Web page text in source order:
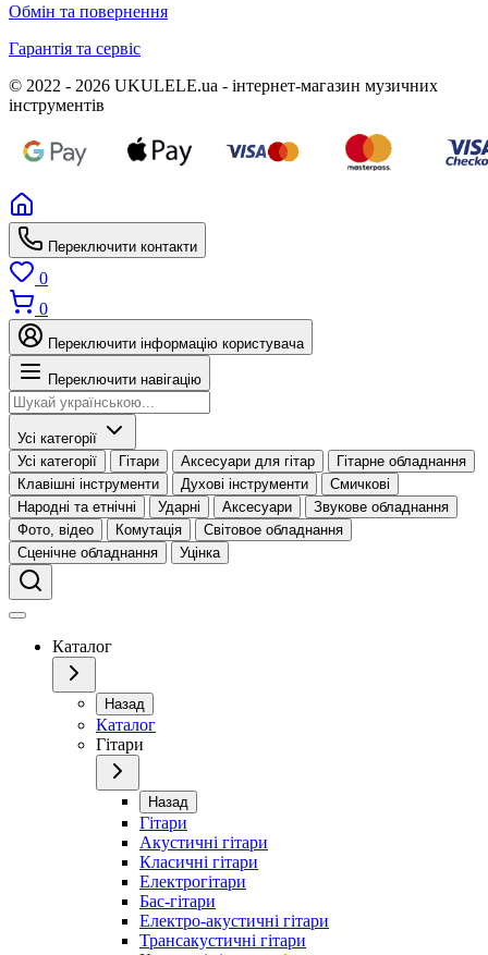
Обмін та повернення
Гарантія та сервіс
© 2022 - 2026 UKULELE.ua - інтернет-магазин музичних
інструментів
Переключити контакти
0
0
Переключити інформацію користувача
Переключити навігацію
Усі категорії
Усі категорії
Гітари Аксесуари для гітар
Гітарне обладнання
Клавішні інструменти
Духові інструменти
Смичкові
Народні та етнічні
Ударні Аксесуари
Звукове обладнання
Фото, відео
Комутація
Світовое обладнання
Сценічне обладнання
Уцінка
Каталог
Назад
Каталог
Гітари
Назад
Гітари
Акустичні гітари
Класичні гітари
Електрогітари
Бас-гітари
Електро-акустичні гітари
Трансакустичні гітари